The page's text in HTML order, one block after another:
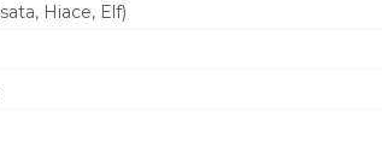
Hiace, Elf)